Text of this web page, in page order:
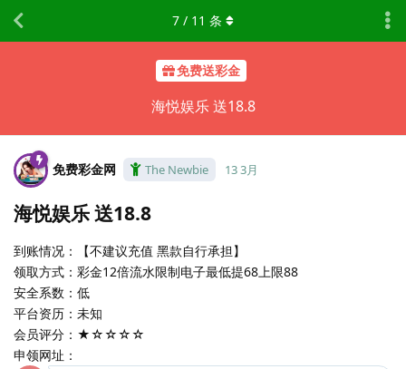
免费送彩金
海悦娱乐 送18.8
7 / 11 条
免费彩金网 The Newbie 13 3月
海悦娱乐 送18.8
到账情况：【不建议充值 黑款自行承担】
领取方式：彩金12倍流水限制电子最低提68上限88
安全系数：低
平台资历：未知
会员评分：★☆☆☆☆
申领网址：